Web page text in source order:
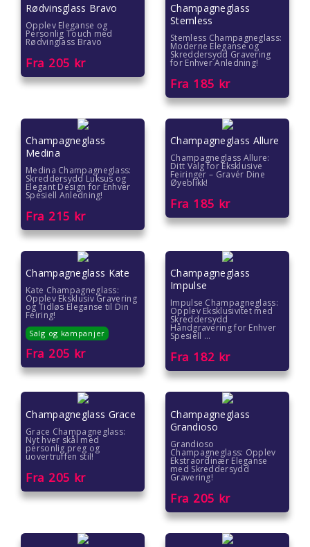
Rødvinsglass Bravo
Opplev Eleganse og
Personlig Touch med
Rødvinglass Bravo
Fra 205 kr
Champagneglass
Stemless
Stemless Champagneglass:
Moderne Eleganse og
Skreddersydd Gravering
for Enhver Anledning!
Fra 185 kr
Champagneglass
Medina
Medina Champagneglass:
Skreddersydd Luksus og
Elegant Design for Enhver
Spesiell Anledning!
Fra 215 kr
Champagneglass Allure
Champagneglass Allure:
Ditt Valg for Eksklusive
Feiringer – Gravér Dine
Øyeblikk!
Fra 185 kr
Champagneglass Kate
Kate Champagneglass:
Opplev Eksklusiv Gravering
og Tidløs Eleganse til Din
Feiring!
Salg og kampanjer
Fra 205 kr
Champagneglass
Impulse
Impulse Champagneglass:
Opplev Eksklusivitet med
Skreddersydd
Håndgravering for Enhver
Spesiell ...
Fra 182 kr
Champagneglass Grace
Grace Champagneglass:
Nyt hver skål med
personlig preg og
uovertruffen stil!
Fra 205 kr
Champagneglass
Grandioso
Grandioso
Champagneglass: Opplev
Ekstraordinær Eleganse
med Skreddersydd
Gravering!
Fra 205 kr